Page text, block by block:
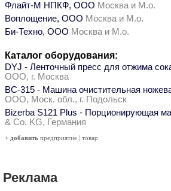
Флайт-М НПКФ, ООО Москва и М.о.
Воплощение, ООО Москва и М.о.
Би-Техно, ООО Москва и М.о.
Каталог оборудования:
DYJ - Ленточный пресс для отжима
ООО, г. Москва
ВС-315 - Машина очистительная
ООО, Моск. обл., г. Подольск
Bizerba S121 Plus - Порционирующая
& Co. KG, Германия
+ добавить предприятие | товар
Реклама